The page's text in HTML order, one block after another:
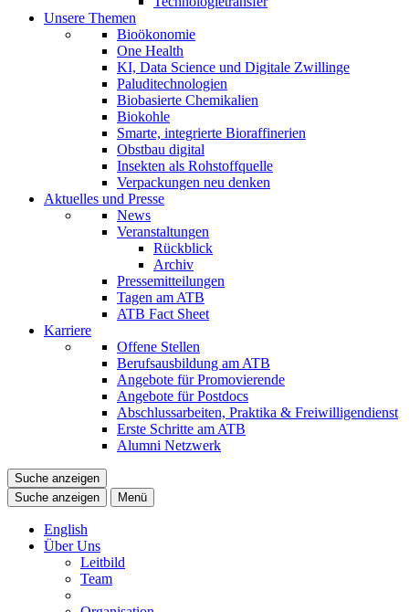
Unsere Themen
Bioökonomie
One Health
KI, Data Science und Digitale Zwillinge
Paluditechnologien
Biobasierte Chemikalien
Biokohle
Smarte, integrierte Bioraffinerien
Obstbau digital
Insekten als Rohstoffquelle
Verpackungen neu denken
Aktuelles und Presse
News
Veranstaltungen
Rückblick
Archiv
Pressemitteilungen
Tagen am ATB
ATB Fact Sheet
Karriere
Offene Stellen
Berufsausbildung am ATB
Angebote für Promovierende
Angebote für Postdocs
Abschlussarbeiten, Praktika & Freiwilligendienst
Erste Schritte am ATB
Alumni Netzwerk
Suche anzeigen
Suche anzeigen
Menü
English
Über Uns
Leitbild
Team